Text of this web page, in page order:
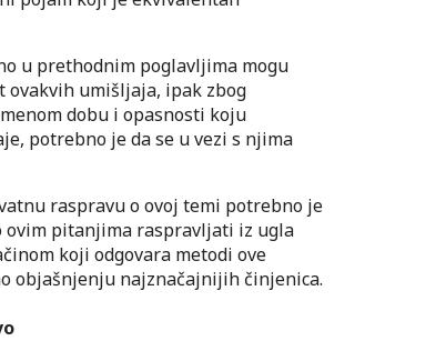
u prethodnim poglavljima mogu
umišljaja, ipak zbog
dobu i opasnosti koju
potrebno je da se u vezi s njima
raspravu o ovoj temi potrebno je
ovim pitanjima raspravljati iz ugla
koji odgovara metodi ove
objašnjenju najznačajnijih činjenica.